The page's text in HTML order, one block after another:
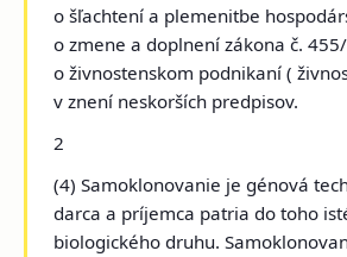
o šľachtení a plemenitbe
o zmene a doplnení zákona č.
o živnostenskom podnikaní (
v znení neskorších predpisov.
2
(4) Samoklonovanie je génová
darca a príjemca patria do toho
biologického druhu.